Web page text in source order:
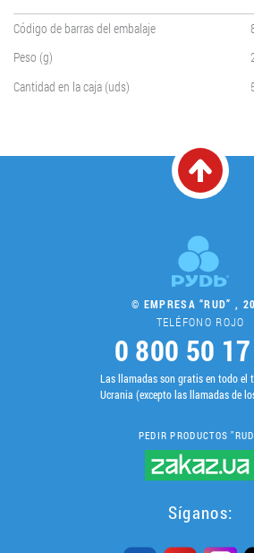
Código de barras del embalaje
Peso (g)
Cantidad en la caja (uds)
© EMPRESA “RUD” ,
TELÉFONO ROJO
0 800 50
Las llamadas son gratis en todo el
Ucrania (excepto las llamadas de
PEDIR PRODUCTOS
Síganos: